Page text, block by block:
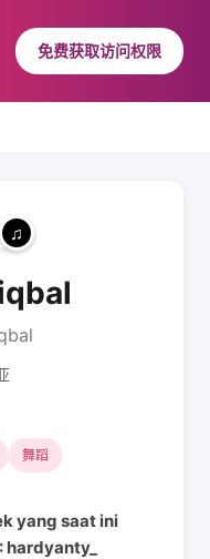
免费获取访问权限
舞蹈
yang saat ini